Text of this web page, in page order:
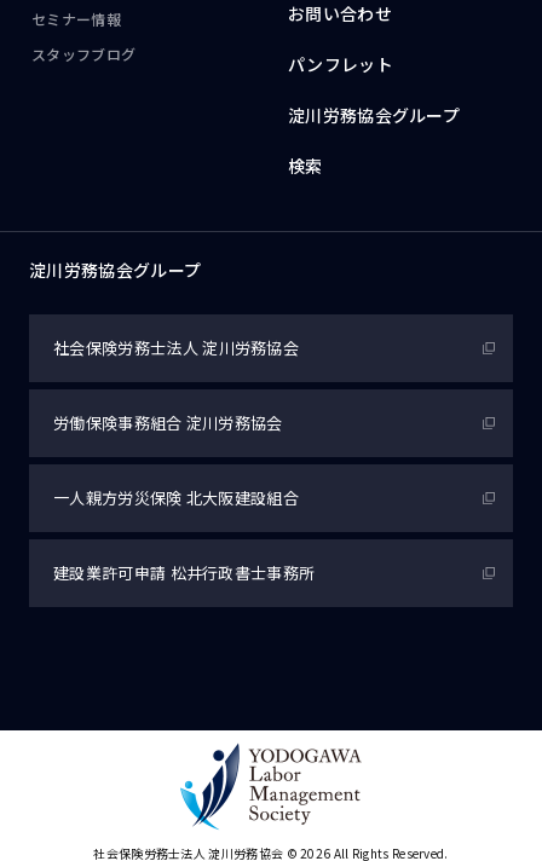
セミナー情報
スタッフブログ
お問い合わせ
パンフレット
淀川労務協会グループ
検索
淀川労務協会グループ
社会保険労務士法人淀川労務協会
労働保険事務組合 淀川労務協会
一人親方労災保険 北大阪建設組合
建設業許可申請 松井行政書士事務所
社会保険労務士法人 淀川労務協会 © 2026 All Rights Reserved.